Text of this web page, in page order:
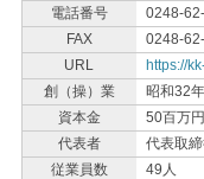
電話番号
0248-
FAX
0248-
URL
https://
創（操）業
昭和32
資本金
50百万円
代表者
代表取
従業員数
49人